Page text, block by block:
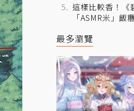
這樣比較香！《
「ASMR米」飯
最多瀏覽